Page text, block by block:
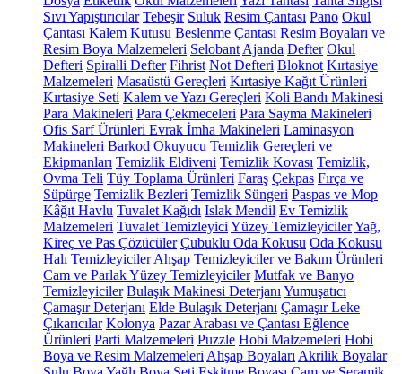
Sıvı Yapıştırıcılar Tebeşir Suluk Resim Çantası Pano Okul
Çantası Kalem Kutusu Beslenme Çantası Resim Boyaları ve
Resim Boya Malzemeleri Selobant Ajanda Defter Okul
Defteri Spiralli Defter Fihrist Not Defteri Bloknot Kırtasiye
Malzemeleri Masaüstü Gereçleri Kırtasiye Kağıt Ürünleri
Kırtasiye Seti Kalem ve Yazı Gereçleri Koli Bandı Makinesi
Para Makineleri Para Çekmeceleri Para Sayma Makineleri
Ofis Sarf Ürünleri Evrak İmha Makineleri Laminasyon
Makineleri Barkod Okuyucu Temizlik Gereçleri ve
Ekipmanları Temizlik Eldiveni Temizlik Kovası Temizlik,
Ovma Teli Tüy Toplama Ürünleri Faraş Çekpas Fırça ve
Süpürge Temizlik Bezleri Temizlik Süngeri Paspas ve Mop
Kâğıt Havlu Tuvalet Kağıdı Islak Mendil Ev Temizlik
Malzemeleri Tuvalet Temizleyici Yüzey TemizleyicilerYağ,
Kireç ve Pas Çözücüler Çubuklu Oda Kokusu Oda Kokusu
Halı Temizleyiciler Ahşap Temizleyiciler ve Bakım Ürünleri
Cam ve Parlak Yüzey Temizleyiciler Mutfak ve Banyo
Temizleyiciler Bulaşık Makinesi Deterjanı Yumuşatıcı
Çamaşır Deterjanı Elde Bulaşık Deterjanı Çamaşır Leke
Çıkarıcılar Kolonya Pazar Arabası ve Çantası Eğlence
Ürünleri Parti Malzemeleri Puzzle Hobi Malzemeleri Hobi
Boya ve Resim Malzemeleri Ahşap Boyaları Akrilik Boyalar